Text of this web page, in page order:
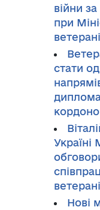
війни
при
стати
Україні
Нові